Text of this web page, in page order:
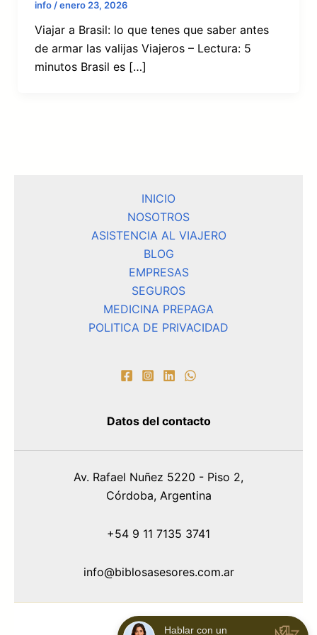
info /enero 23, 2026
Viajar a Brasil: lo que tenes que saber antes
de armar las valijas Viajeros – Lectura: 5
minutos Brasil es […]
INICIO
NOSOTROS
ASISTENCIA AL VIAJERO
BLOG
EMPRESAS
SEGUROS
MEDICINA PREPAGA
POLITICA DE PRIVACIDAD
Datos del contacto
Av. Rafael Nuñez 5220 - Piso 2,
Córdoba, Argentina
+54 9 11 7135 3741
info@biblosasesores.com.ar
Hablar con un